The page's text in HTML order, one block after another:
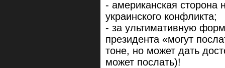
- американская сторона
украинского конфликта;
- за ультимативную
президента «могут
тоне, но может дать
может послать)!